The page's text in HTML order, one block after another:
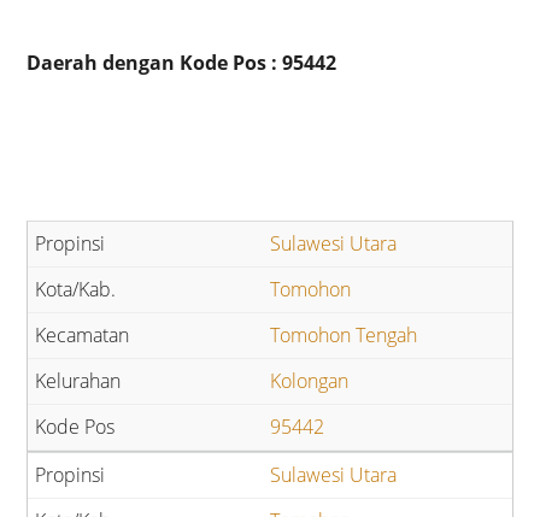
Daerah dengan Kode Pos : 95442
Sulawesi Utara
Tomohon
Tomohon Tengah
Kolongan
95442
Sulawesi Utara